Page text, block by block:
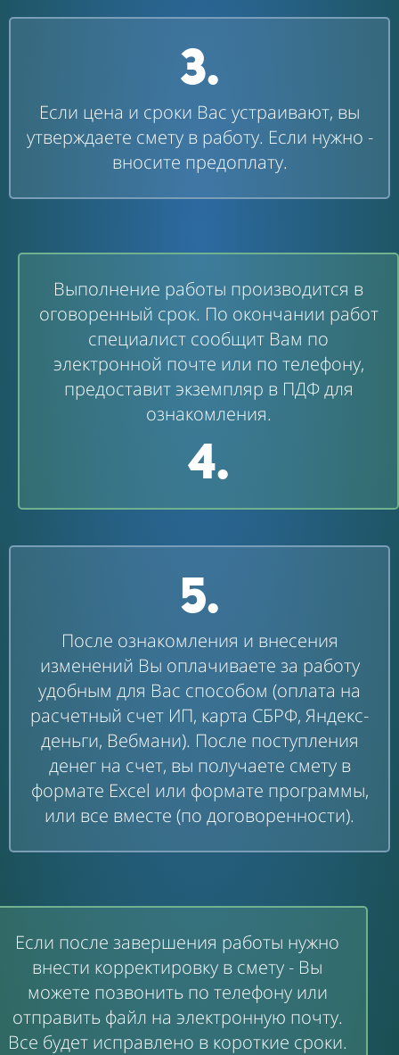
3.
Если цена и сроки Вас устраивают, вы
утверждаете смету в работу. Если нужно -
вносите предоплату.
Выполнение работы производится в
оговоренный срок. По окончании работ
специалист сообщит Вам по
электронной почте или по телефону,
предоставит экземпляр в ПДФ для
ознакомления.
4.
5.
После ознакомления и внесения
изменений Вы оплачиваете за работу
удобным для Вас способом (оплата на
расчетный счет ИП, карта СБРФ, Яндекс-
деньги, Вебмани). После поступления
денег на счет, вы получаете смету в
формате Excel или формате программы,
или все вместе (по договоренности).
Если после завершения работы нужно
внести корректировку в смету - Вы
можете позвонить по телефону или
отправить файл на электронную почту.
Все будет исправлено в короткие сроки.